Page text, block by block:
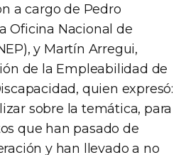
a cargo de Pedro
Oficina Nacional de
y Martín Arregui,
de la Empleabilidad de
quien expresó:
sobre la temática, para
que han pasado de
y han llevado a no